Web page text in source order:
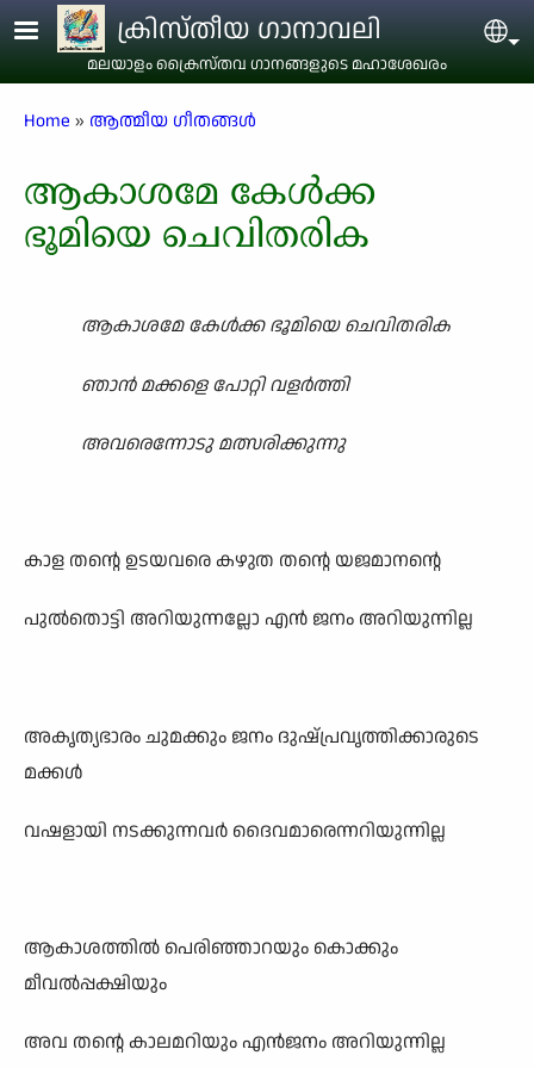
Skip to main contentക്രിസ്തീയ ഗാനാവലി
മലയാളം ക്രൈസ്തവ ഗാനങ്ങളുടെ മഹാശേഖരം
Breadcrumb
Home ആത്മീയ ഗീതങ്ങൾ
ആകാശമേ കേൾക്ക
ഭൂമിയെ ചെവിതരിക
ആകാശമേ കേൾക്ക ഭൂമിയെ ചെവിതരിക
ഞാൻ മക്കളെ പോറ്റി വളർത്തി
അവരെന്നോടു മത്സരിക്കുന്നു
കാള തന്റെ ഉടയവരെ കഴുത തന്റെ യജമാനന്റെ
പുൽതൊട്ടി അറിയുന്നല്ലോ എൻ ജനം അറിയുന്നില്ല
അകൃത്യഭാരം ചുമക്കും ജനം ദുഷ്പ്രവൃത്തിക്കാരുടെ
മക്കൾ
വഷളായി നടക്കുന്നവർ ദൈവമാരെന്നറിയുന്നില്ല
ആകാശത്തിൽ പെരിഞ്ഞാറയും കൊക്കും
മീവൽപ്പക്ഷിയും
അവ തന്റെ കാലമറിയും എൻജനം അറിയുന്നില്ല